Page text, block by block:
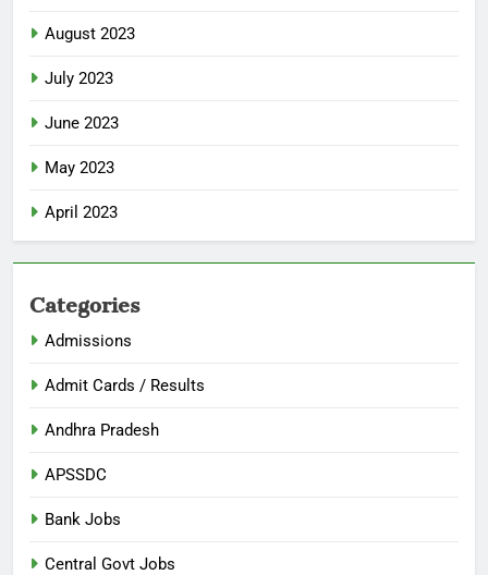
August 2023
July 2023
June 2023
May 2023
April 2023
Categories
Admissions
Admit Cards / Results
Andhra Pradesh
APSSDC
Bank Jobs
Central Govt Jobs